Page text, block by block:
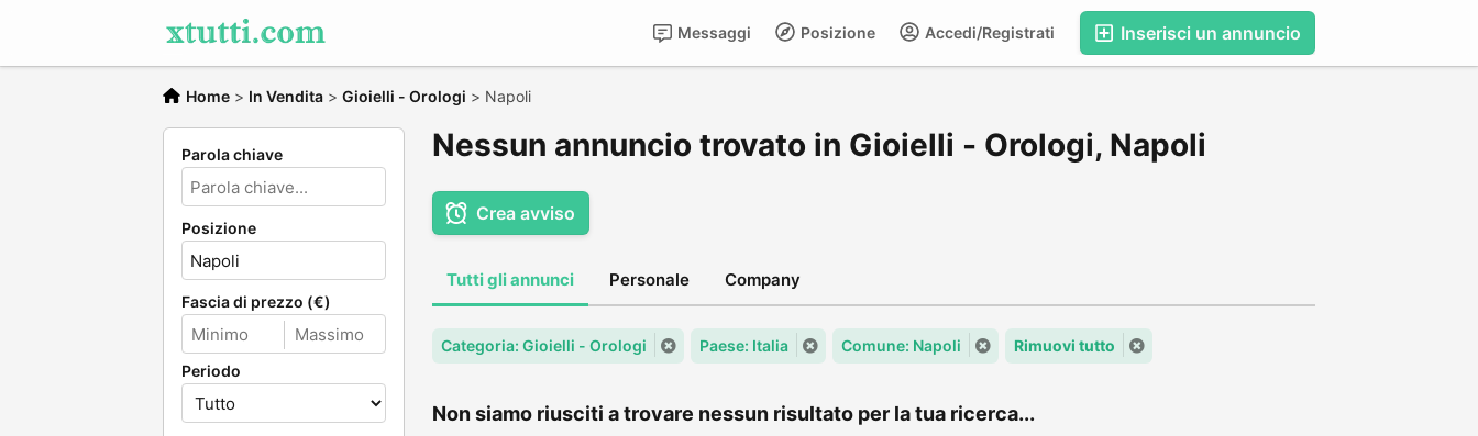
Inserisci un annuncio
Accedi/Registrati
Posizione
Messaggi
Home > In Vendita > Gioielli - Orologi > Napoli
Parola chiave
Posizione
Fascia di prezzo (€)
Periodo
Nessun annuncio trovato in Gioielli - Orologi, Napoli
Crea avviso
Tutti gli annunci Personale Company
Categoria: Gioielli - Orologi Paese: Italia Comune: Napoli Rimuovi tutto
Non siamo riusciti a trovare nessun risultato per la tua ricerca...